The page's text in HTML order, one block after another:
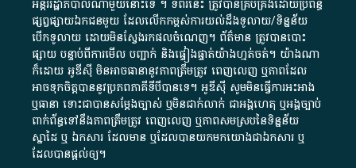
អន្តររដ្ឋាភិបាល​ណាមួយ​នោះ​ទេ ​។​ ទំព័រ​នេះ​ ត្រូវ​បាន​គ្រប់គ្រង​ដោយ​ប្រព័ន្ធ​
ផ្សព្វផ្សាយ​ឯកជន​មួយ​ ដែល​លើកកម្ពស់​ការ​យល់​ដឹង​ទូលាយ​/​ទិន្នន័យ​
បើក​ទូលាយ​ ដោយ​មិនស្វែង​រក​ផល​ចំណេញ​។​ ព័ត៌មាន​ ត្រូវ​បាន​បោះ
ផ្សាយ​ បន្ទាប់​ពី​ការ​មើល​ បញ្ជាក់​ និង​ផ្ទៀងផ្ទាត់​យ៉ាង​ហ្មត់ចត់​។​ យ៉ាងណា​
ក៏​ដោយ​ អូ​ឌី​ស៊ី​ មិន​អាច​ធានា​នូវ​ភាព​ត្រឹមត្រូវ​ ពេញលេញ​ ឬ​ភាព​ដែល​
អាច​ទុកចិត្ត​បាននូវ​ប្រភព​ភាគី​ទី​បី​បាន​ទេ​។​ អូ​ឌី​ស៊ី​ សូម​មិន​ធ្វើការ​អះអាង​
ឬ​ធានា​ ទោះជា​បាន​សម្តែង​ច្បាស់​ ឬ​មិន​ជាក់លាក់​ ជា​អង្គហេតុ​ ឬ​អង្គច្បាប់​
ពាក់ព័ន្ធ​ទៅ​នឹង​ភាព​ត្រឹមត្រូវ​ ពេញលេញ​ ឬ​ភាព​សម​ស្រប​នៃ​ទិន្នន័យ​
ស្នាដៃ​ ឬ​ ឯកសារ​ ដែល​មាន​ ឬ​ដែល​បាន​យក​មក​យោង​ជា​ឯកសារ​ ឬ​
ដែល​បាន​ផ្តល់​ឲ្យ​។